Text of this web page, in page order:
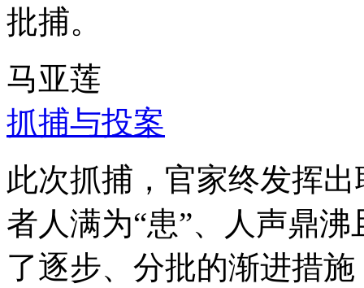
批捕。
马亚莲
抓捕与投案
此次抓捕，官家终发挥
者人满为“患”、人声鼎
了逐步、分批的渐进措